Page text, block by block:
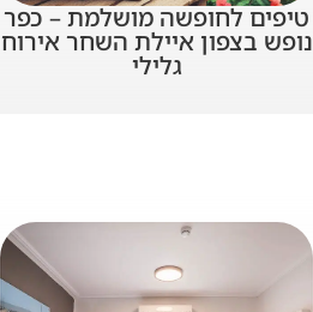
טיפים לחופשה מושלמת – כפר
נופש בצפון איילת השחר אירוח
גלילי